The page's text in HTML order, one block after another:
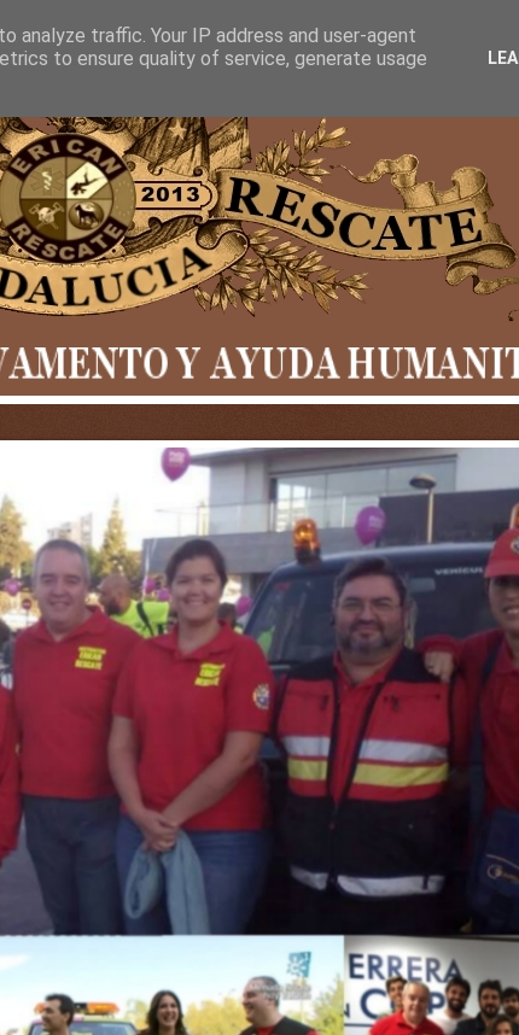
analyze traffic. Your IP address and user-agent
to ensure quality of service, generate usage